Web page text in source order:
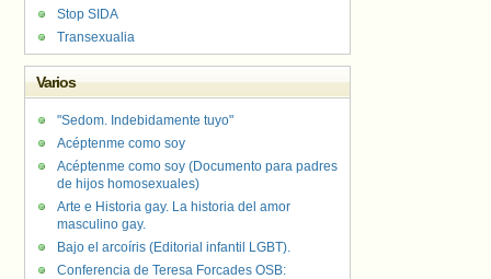
Stop SIDA
Transexualia
Varios
"Sedom. Indebidamente tuyo"
Acéptenme como soy
Acéptenme como soy (Documento para padres
de hijos homosexuales)
Arte e Historia gay. La historia del amor
masculino gay.
Bajo el arcoíris (Editorial infantil LGBT).
Conferencia de Teresa Forcades OSB: